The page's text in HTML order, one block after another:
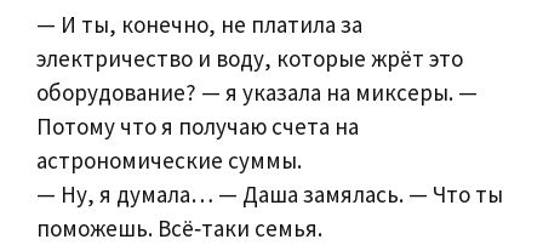
— И ты, конечно, не платила за
электричество и воду, которые жрёт это
оборудование? — я указала на миксеры. —
Потому что я получаю счета на
астрономические суммы.
— Ну, я думала… — Даша замялась. — Что ты
поможешь. Всё‑таки семья.